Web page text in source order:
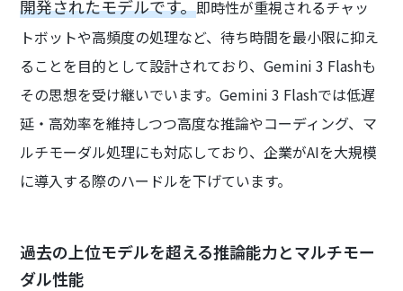
開発されたモデルです。即時性が重視されるチャッ
トボットや高頻度の処理など、待ち時間を最小限に抑え
ることを目的として設計されており、Gemini 3 Flashも
その思想を受け継いでいます。Gemini 3 Flashでは低遅
延・高効率を維持しつつ高度な推論やコーディング、マ
ルチモーダル処理にも対応しており、企業がAIを大規模
に導入する際のハードルを下げています。
過去の上位モデルを超える推論能力とマルチモー
ダル性能